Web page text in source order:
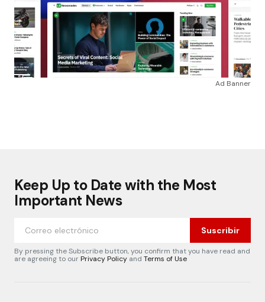
Ad Banner
Keep Up to Date with the Most
Important News
Suscribir
By pressing the Subscribe button, you confirm that you have read and
are agreeing to ourPrivacy Policy and Terms of Use